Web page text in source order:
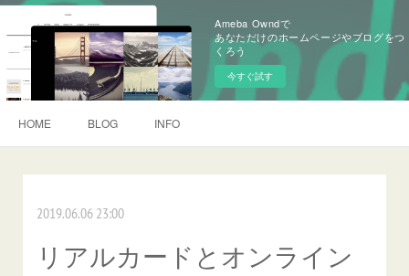
Ameba Owndで
あなただけのホームページやブログをつ
くろう
今すぐ試す
HOME BLOG INFO
2019.06.06 23:00
リアルカードとオンライン